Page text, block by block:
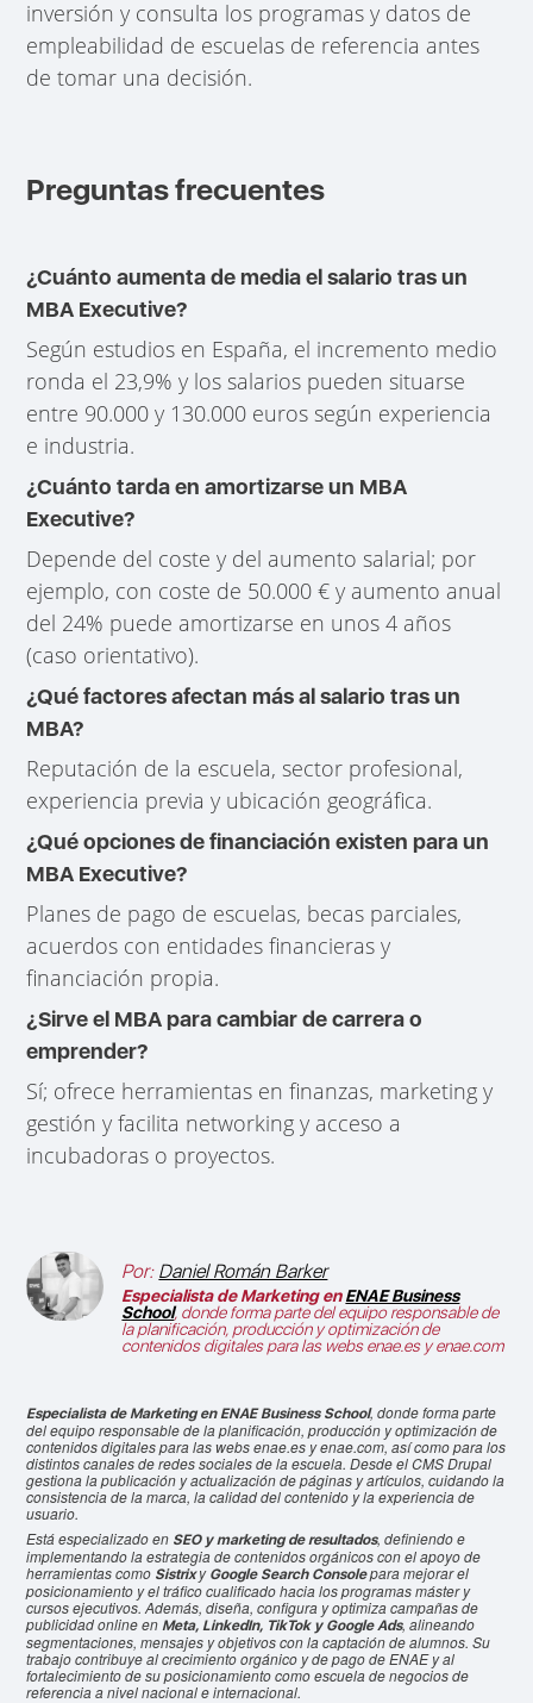
inversión y consulta los programas y datos de
empleabilidad de escuelas de referencia antes
de tomar una decisión.
Preguntas frecuentes
¿Cuánto aumenta de media el salario tras un
MBA Executive?
Según estudios en España, el incremento medio
ronda el 23,9% y los salarios pueden situarse
entre 90.000 y 130.000 euros según experiencia
e industria.
¿Cuánto tarda en amortizarse un MBA
Executive?
Depende del coste y del aumento salarial; por
ejemplo, con coste de 50.000 € y aumento anual
del 24% puede amortizarse en unos 4 años
(caso orientativo).
¿Qué factores afectan más al salario tras un
MBA?
Reputación de la escuela, sector profesional,
experiencia previa y ubicación geográfica.
¿Qué opciones de financiación existen para un
MBA Executive?
Planes de pago de escuelas, becas parciales,
acuerdos con entidades financieras y
financiación propia.
¿Sirve el MBA para cambiar de carrera o
emprender?
Sí; ofrece herramientas en finanzas, marketing y
gestión y facilita networking y acceso a
incubadoras o proyectos.
Por: Daniel Román Barker
Especialista de Marketing enENAE Business
School, donde forma parte del equipo responsable de
la planificación, producción y optimización de
contenidos digitales para las webs enae.es y enae.com
Especialista de Marketing en ENAE Business School, donde forma parte
del equipo responsable de la planificación, producción y optimización de
contenidos digitales para las webs enae.es y enae.com, así como para los
distintos canales de redes sociales de la escuela. Desde el CMS Drupal
gestiona la publicación y actualización de páginas y artículos, cuidando la
consistencia de la marca, la calidad del contenido y la experiencia de
usuario.
Está especializado en SEO y marketing de resultados, definiendo e
implementando la estrategia de contenidos orgánicos con el apoyo de
herramientas como Sistrixy Google Search Consolepara mejorar el
posicionamiento y el tráfico cualificado hacia los programas máster y
cursos ejecutivos. Además, diseña, configura y optimiza campañas de
publicidad online en Meta, LinkedIn, TikTok y Google Ads, alineando
segmentaciones, mensajes y objetivos con la captación de alumnos. Su
trabajo contribuye al crecimiento orgánico y de pago de ENAE y al
fortalecimiento de su posicionamiento como escuela de negocios de
referencia a nivel nacional e internacional.